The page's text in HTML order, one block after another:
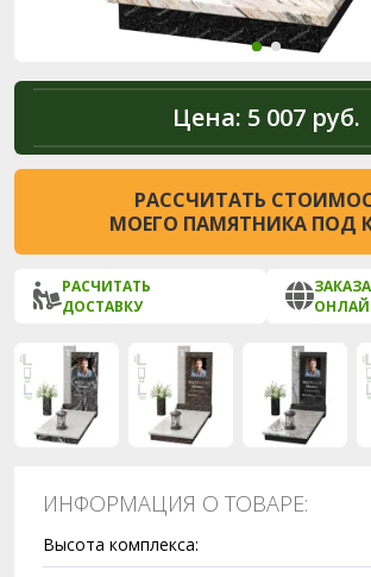
Цена: 5 007 руб.
РАССЧИТАТЬ
МОЕГО ПАМЯТНИКА ПОД
РАСЧИТАТЬ
ДОСТАВКУ
ИНФОРМАЦИЯ О ТОВАРЕ:
Высота комплекса: